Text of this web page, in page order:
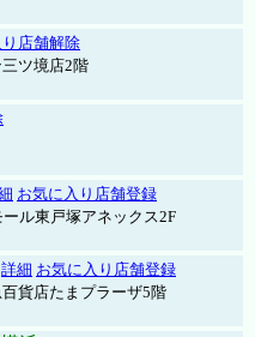
店舗解除
ツ境店2階
お気に入り店舗登録
ル東戸塚アネックス2F
詳細 お気に入り店舗登録
貨店たまプラーザ5階